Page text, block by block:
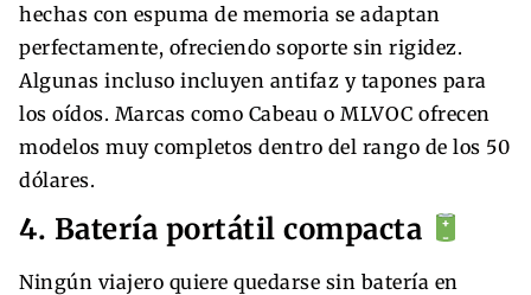
hechas con espuma de memoria se adaptan
perfectamente, ofreciendo soporte sin rigidez.
Algunas incluso incluyen antifaz y tapones para
los oídos. Marcas como Cabeau o MLVOC ofrecen
modelos muy completos dentro del rango de los 50
dólares.
4. Batería portátil compacta
Ningún viajero quiere quedarse sin batería en